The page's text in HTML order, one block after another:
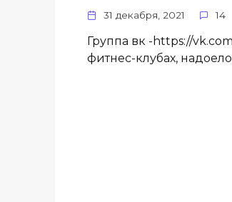
31 декабря, 2021 14
Группа вк -https://
фитнес-клубах,